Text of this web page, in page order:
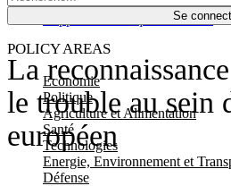
Se
POLICY AREAS
Economie
Politique
Agriculture et Alimentation
Santé
Technologies
Energie, Environnement et
Défense
Économie
La
le trouble au sein
européen